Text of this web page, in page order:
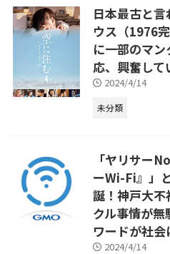
日本最古と
ウス（1976
に一部のマ
応、興奮して
2024/4/14
未分類
「ヤリサー
ーWi-Fi』」
誕！神戸大不
クル事情が
ワードが社
2024/4/14